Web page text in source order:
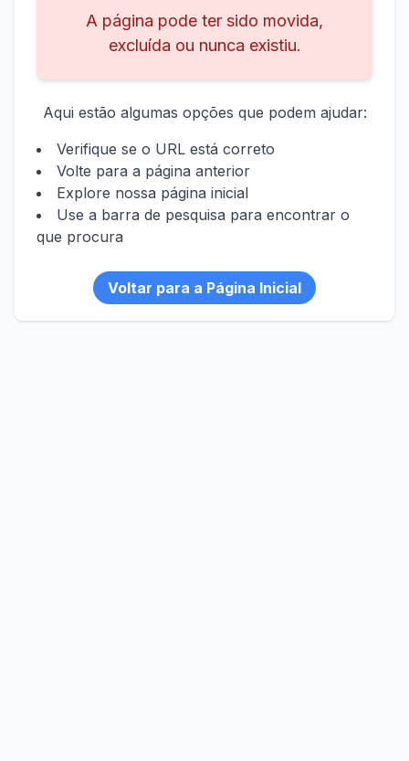
A página pode ter sido movida,
excluída ou nunca existiu.
Aqui estão algumas opções que podem ajudar:
Verifique se o URL está correto
Volte para a página anterior
Explore nossa página inicial
Use a barra de pesquisa para encontrar o
que procura
Voltar para a Página Inicial